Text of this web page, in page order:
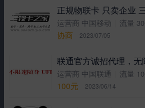
正规物联卡 只卖企业
运营商 中国移动 流量
协商 2023/07/05
联通官方诚招代理，
运营商 中国联通 流量
100元 2023/06/14